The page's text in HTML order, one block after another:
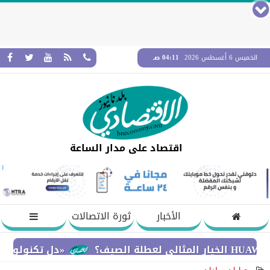
الخميس 6 أغسطس 2026 04:11 صـ
اقتصاد على مدار الساعة
الأخبار
ثورة الاتصالات
«دل تكنولوجيز» تؤكد